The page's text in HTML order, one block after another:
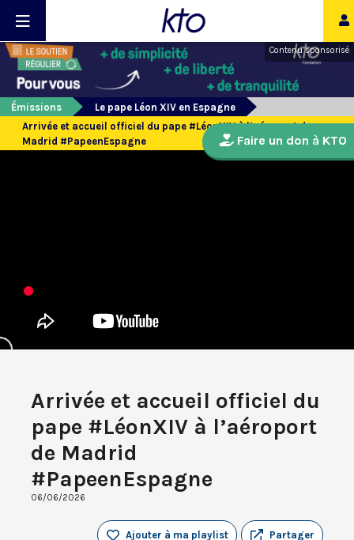
Contenu sponsorisé
Émissions
Le pape Léon XIV en Espagne
Arrivée et accueil officiel du pape #LéonXIV à l’aéroport de
Madrid #PapeenEspagne
Arrivée et accueil officiel du
pape #LéonXIV à l’aéroport
de Madrid
#PapeenEspagne
06/06/2026
Partager
Ajouter à ma playlist
Faire un don à KTO